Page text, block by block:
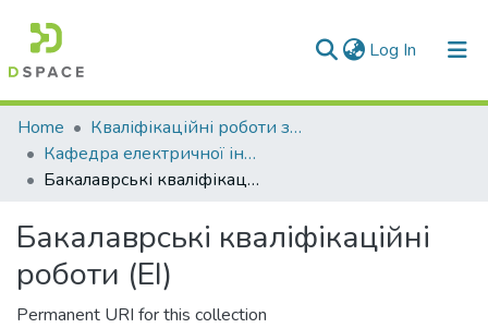
Log In (current)
Communities & Collections
All of DSpace
Home
Кваліфікаційні роботи здобувачів вищої освіти
Кафедра електричної інженерії (ЕІ)
Бакалаврські кваліфікаційні роботи (ЕІ)
Бакалаврські кваліфікаційні
роботи (ЕІ)
Permanent URI for this collection